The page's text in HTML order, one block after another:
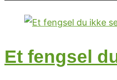
Et fengsel